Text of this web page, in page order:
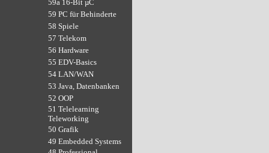
59a 16-Bit µC
59 PC für Behinderte
58 Spiele
57 Telekom
56 Hardware
55 EDV-Basics
54 LAN/WAN
53 Java, Datenbanken
52 OOP
51 Telelearning
Teleworking
50 Grafik
49 Embedded Systems